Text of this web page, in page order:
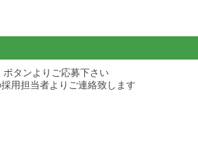
タンよりご応募下さい
用担当者よりご連絡致します